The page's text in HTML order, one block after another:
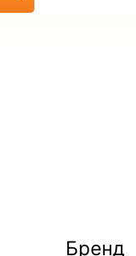
Бренд